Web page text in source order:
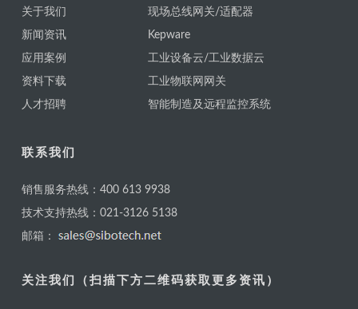
关于我们
新闻资讯
应用案例
资料下载
人才招聘
现场总线网关/适配器
Kepware
工业设备云/工业数据云
工业物联网网关
智能制造及远程监控系统
联系我们
销售服务热线：400 613 9938
技术支持热线：021-3126 5138
邮箱：
关注我们（扫描下方二维码获取更多资讯）